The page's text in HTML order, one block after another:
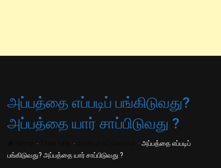
அப்பத்தை எப்படிப் பங்கிடுவது?
அப்பத்தை யார் சாப்பிடுவது ?
- - -அப்பத்தை எப்படிப்
பங்கிடுவது? அப்பத்தை யார் சாப்பிடுவது ?